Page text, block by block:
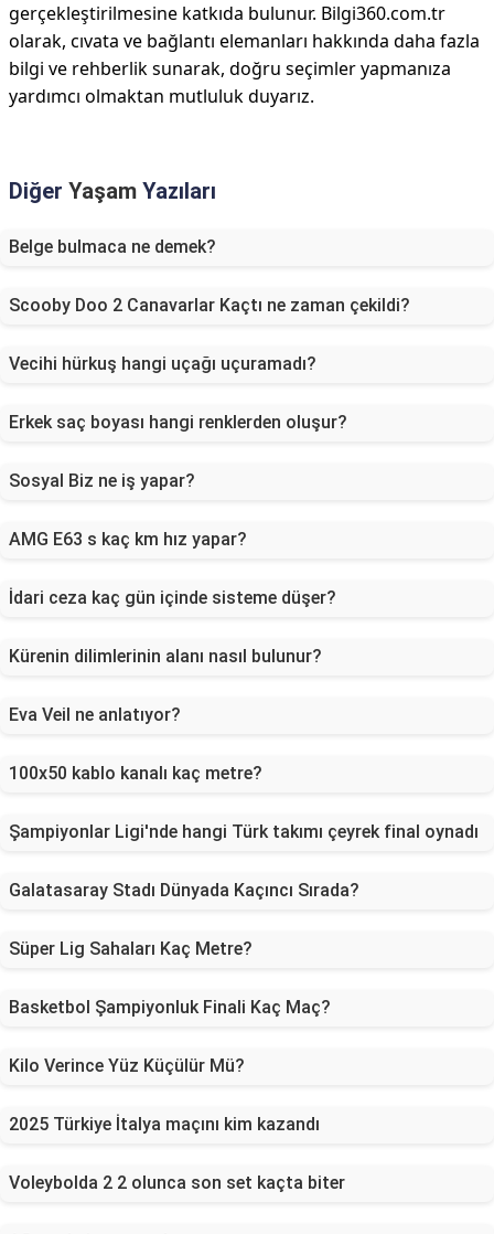
gerçekleştirilmesine katkıda bulunur. Bilgi360.com.tr
olarak, cıvata ve bağlantı elemanları hakkında daha fazla
bilgi ve rehberlik sunarak, doğru seçimler yapmanıza
yardımcı olmaktan mutluluk duyarız.
Diğer Yaşam Yazıları
Belge bulmaca ne demek?
Scooby Doo 2 Canavarlar Kaçtı ne zaman çekildi?
Vecihi hürkuş hangi uçağı uçuramadı?
Erkek saç boyası hangi renklerden oluşur?
Sosyal Biz ne iş yapar?
AMG E63 s kaç km hız yapar?
İdari ceza kaç gün içinde sisteme düşer?
Kürenin dilimlerinin alanı nasıl bulunur?
Eva Veil ne anlatıyor?
100x50 kablo kanalı kaç metre?
Şampiyonlar Ligi'nde hangi Türk takımı çeyrek final oynadı
Galatasaray Stadı Dünyada Kaçıncı Sırada?
Süper Lig Sahaları Kaç Metre?
Basketbol Şampiyonluk Finali Kaç Maç?
Kilo Verince Yüz Küçülür Mü?
2025 Türkiye İtalya maçını kim kazandı
Voleybolda 2 2 olunca son set kaçta biter